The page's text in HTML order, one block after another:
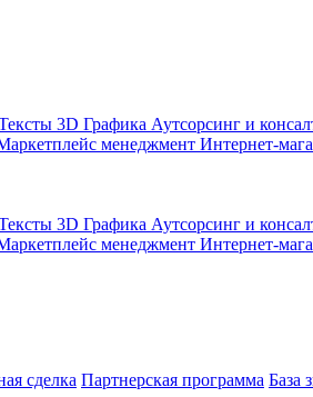
3D Графика Аутсорсинг и
менеджмент Интернет-
3D Графика Аутсорсинг и
менеджмент Интернет-
сделка Партнерская программа База